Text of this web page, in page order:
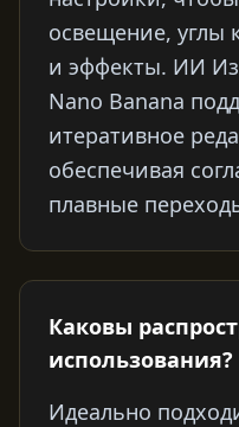
освещение,
и эффекты. ИИ
Nano Banana
итеративное
обеспечивая
плавные
Каковы
использования?
Идеально